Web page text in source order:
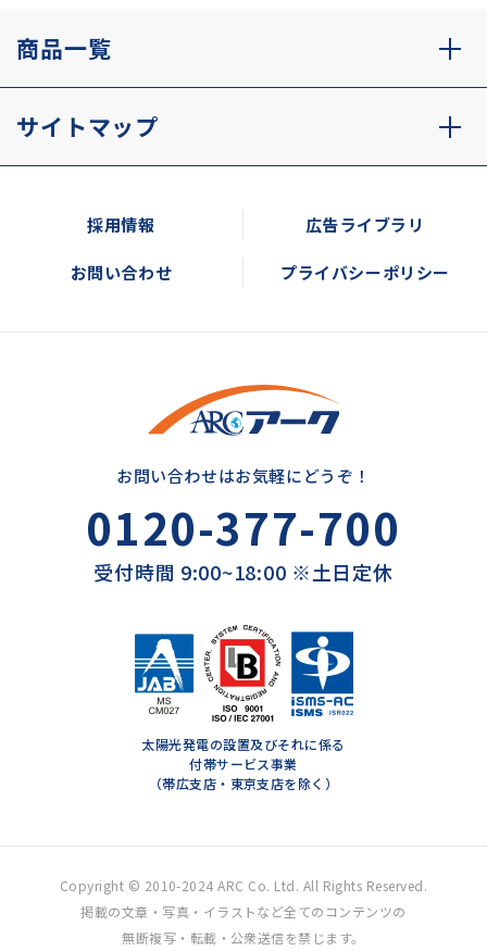
商品一覧
サイトマップ
採用情報 広告ライブラリ
お問い合わせ プライバシーポリシー
お問い合わせはお気軽にどうぞ！
0120-377-700
受付時間 9:00~18:00 ※土日定休
太陽光発電の設置及びそれに係る
付帯サービス事業
（帯広支店・東京支店を除く）
Copyright © 2010-2024 ARC Co. Ltd. All Rights Reserved.
掲載の文章・写真・イラストなど全てのコンテンツの
無断複写・転載・公衆送信を禁じます。